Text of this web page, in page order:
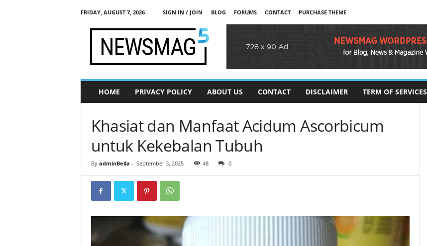
FRIDAY, AUGUST 7, 2026 SIGN IN / JOIN BLOG FORUMS CONTACT
PURCHASE THEME
HOME PRIVACY POLICY ABOUT US CONTACT DISCLAIMER TERM OF SERVICES
Khasiat dan Manfaat Acidum Ascorbicum
untuk Kekebalan Tubuh
By adminBella - September 3, 2025 48 0